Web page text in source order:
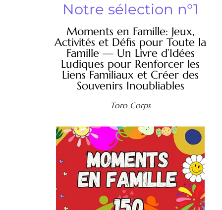
Notre sélection n°1
Moments en Famille: Jeux,
Activités et Défis pour Toute la
Famille — Un Livre d’Idées
Ludiques pour Renforcer les
Liens Familiaux et Créer des
Souvenirs Inoubliables
Toro Corps